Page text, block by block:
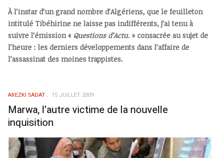
À l’instar d’un grand nombre d’Algériens, que le feuilleton
intitulé Tibéhirine ne laisse pas indifférents, j’ai tenu à
suivre l’émission « Questions d’Actu. » consacrée au sujet de
l’heure : les derniers développements dans l’affaire de
l’assassinat des moines trappistes.
AREZKI SADAT 15 JUILLET 2009
Marwa, l’autre victime de la nouvelle
inquisition